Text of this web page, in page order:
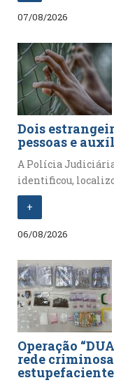
07/08/2026
Dois
pessoas e
A Polícia
identificou,
+
06/08/2026
Operação
rede